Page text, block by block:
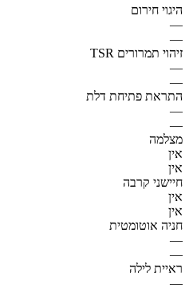
היגוי חירום
—
—
זיהוי תמרורים TSR
—
—
התראת פתיחת דלת
—
—
מצלמה
אין
אין
חיישני קרבה
אין
אין
חניה אוטומטית
—
—
ראיית לילה
—